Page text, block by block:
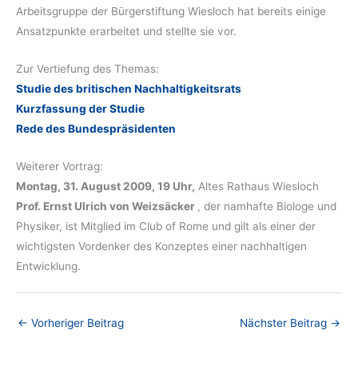
Arbeitsgruppe der Bürgerstiftung Wiesloch hat bereits einige
Ansatzpunkte erarbeitet und stellte sie vor.
Zur Vertiefung des Themas:
Studie des britischen Nachhaltigkeitsrats
Kurzfassung der Studie
Rede des Bundespräsidenten
Weiterer Vortrag:
Montag, 31. August 2009, 19 Uhr, Altes Rathaus Wiesloch
Prof. Ernst Ulrich von Weizsäcker , der namhafte Biologe und
Physiker, ist Mitglied im Club of Rome und gilt als einer der
wichtigsten Vordenker des Konzeptes einer nachhaltigen
Entwicklung.
← Vorheriger Beitrag Nächster Beitrag →